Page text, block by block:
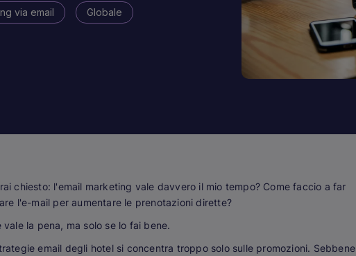
via email Globale
chiesto: l'email marketing vale davvero il mio tempo? Come faccio a far
l'e-mail per aumentare le prenotazioni dirette?
la pena, ma solo se lo fai bene.
email degli hotel si concentra troppo solo sulle promozioni. Sebbene